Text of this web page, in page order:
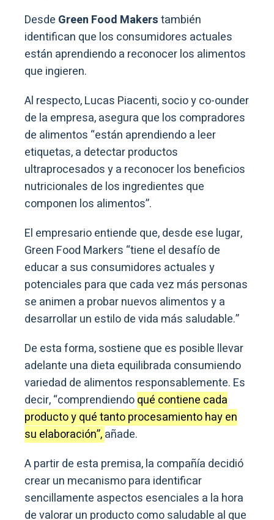
Desde Green Food Makerstambién
identifican que los consumidores actuales
están aprendiendo a reconocer los alimentos
que ingieren.
Al respecto, Lucas Piacenti, socio y co-ounder
de la empresa, asegura que los compradores
de alimentos “están aprendiendo a leer
etiquetas, a detectar productos
ultraprocesados y a reconocer los beneficios
nutricionales de los ingredientes que
componen los alimentos”.
El empresario entiende que, desde ese lugar,
Green Food Markers “tiene el desafío de
educar a sus consumidores actuales y
potenciales para que cada vez más personas
se animen a probar nuevos alimentos y a
desarrollar un estilo de vida más saludable.”
De esta forma, sostiene que es posible llevar
adelante una dieta equilibrada consumiendo
variedad de alimentos responsablemente. Es
decir, “comprendiendoqué contiene cada
producto y qué tanto procesamiento hay en
su elaboración”,añade.
A partir de esta premisa, la compañía decidió
crear un mecanismo para identificar
sencillamente aspectos esenciales a la hora
de valorar un producto como saludable al que